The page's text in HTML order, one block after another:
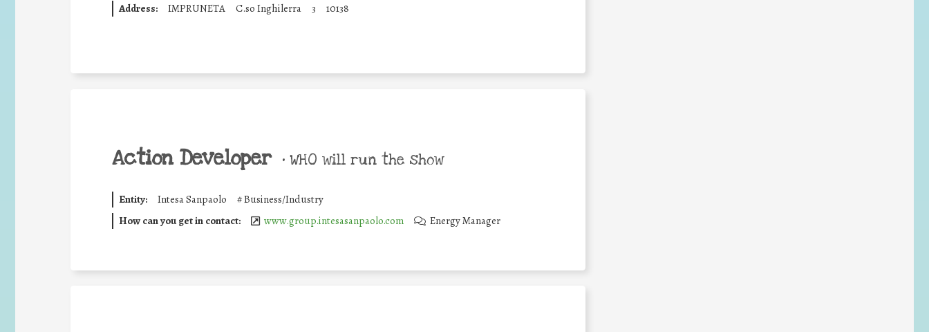
Address:
IMPRUNETA C.so Inghilerra 3 10138
Action Developer • WHO will run the show
Entity: Intesa Sanpaolo #Business/Industry
How can you get in contact:
www.group.intesasanpaolo.com Energy Manager